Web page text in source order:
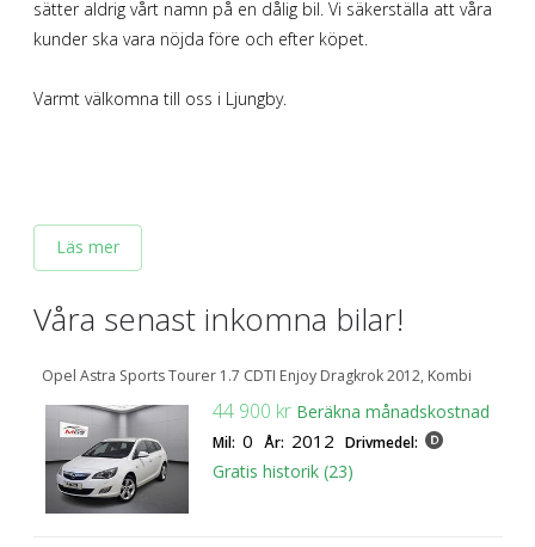
Mil från Mil till
Län (alla)
Fler val SÖK
sätter aldrig vårt namn på en dålig bil. Vi säkerställa att våra
kunder ska vara nöjda före och efter köpet.
Varmt välkomna till oss i Ljungby.
Läs mer
Våra senastinkomna bilar!
Opel Astra Sports Tourer 1.7 CDTI Enjoy Dragkrok 2012, Kombi
44 900 kr Beräkna månadskostnad
Mil: 0 År: 2012 Drivmedel:
Gratis historik (23)